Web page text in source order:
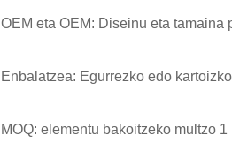
OEM eta OEM: Diseinu eta
Enbalatzea: Egurrezko edo
MOQ: elementu bakoitzeko multzo 1